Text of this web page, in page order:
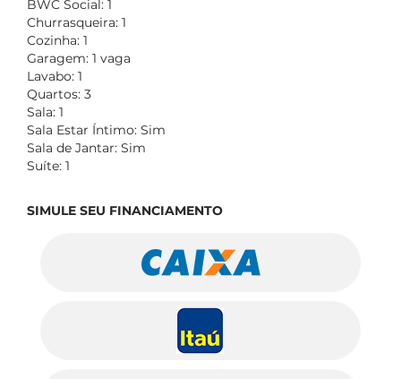
BWC Social: 1
Churrasqueira: 1
Cozinha: 1
Garagem: 1 vaga
Lavabo: 1
Quartos: 3
Sala: 1
Sala Estar Íntimo: Sim
Sala de Jantar: Sim
Suíte: 1
SIMULE SEU FINANCIAMENTO